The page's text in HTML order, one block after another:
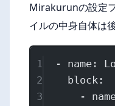
Mirakurunの設定
イルの中身自体は
1 - name :
2
block :
3
-